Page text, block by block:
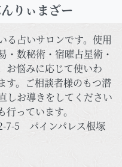
りぃまざー
る占いサロンです。使用
・数秘術・宿曜占星術・
お悩みに応じて使いわ
す。ご相談者様のもつ潜
しお導きをしてください
っています。
7-5 パインパレス根塚